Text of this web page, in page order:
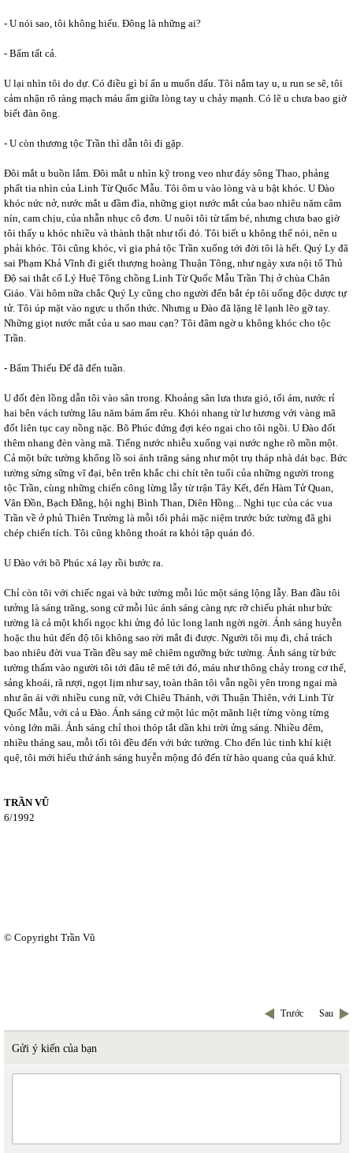
- U nói sao, tôi không hiểu. Đông là những ai?
- Bẩm tất cả.
U lại nhìn tôi do dự. Có điều gì bí ẩn u muốn dấu. Tôi nắm tay u, u run se sẽ, tôi
cảm nhận rõ ràng mạch máu ấm giữa lòng tay u chảy mạnh. Có lẽ u chưa bao giờ
biết đàn ông.
- U còn thương tộc Trần thì dẫn tôi đi gặp.
Đôi mắt u buồn lắm. Đôi mắt u nhìn kỹ trong veo như đáy sông Thao, phảng
phất tia nhìn của Linh Từ Quốc Mẫu. Tôi ôm u vào lòng và u bật khóc. U Đào
khóc nức nở, nước mắt u đầm đìa, những giọt nước mắt của bao nhiêu năm câm
nín, cam chịu, của nhẫn nhục cô đơn. U nuôi tôi từ tấm bé, nhưng chưa bao giờ
tôi thấy u khóc nhiều và thành thật như tối đó. Tôi biết u không thể nói, nên u
phải khóc. Tôi cũng khóc, vì gia phả tộc Trần xuống tới đời tôi là hết. Quý Ly đã
sai Phạm Khả Vĩnh đi giết thượng hoàng Thuận Tông, như ngày xưa nội tổ Thủ
Độ sai thắt cổ Lý Huệ Tông chồng Linh Từ Quốc Mẫu Trần Thị ở chùa Chân
Giáo. Vài hôm nữa chắc Quý Ly cũng cho người đến bắt ép tôi uống độc dược tự
tử. Tôi úp mặt vào ngực u thổn thức. Nhưng u Đào đã lặng lẽ lạnh lẽo gỡ tay.
Những giọt nước mắt của u sao mau cạn? Tôi đâm ngờ u không khóc cho tộc
Trần.
- Bẩm Thiếu Đế đã đến tuần.
U đốt đèn lồng dẫn tôi vào sân trong. Khoảng sân lưa thưa gió, tối ám, nước rỉ
hai bên vách tường lâu năm bám ẩm rêu. Khói nhang từ lư hương với vàng mã
đốt liên tục cay nồng nặc. Bõ Phúc đứng đợi kéo ngai cho tôi ngồi. U Đào đốt
thêm nhang đèn vàng mã. Tiếng nước nhiễu xuống vại nước nghe rõ mồn một.
Cả một bức tường khổng lồ soi ánh trăng sáng như một trụ tháp nhà dát bạc. Bức
tường sừng sững vĩ đại, bên trên khắc chi chít tên tuổi của những người trong
tộc Trần, cùng những chiến công lừng lẫy từ trận Tây Kết, đến Hàm Tử Quan,
Vân Đồn, Bạch Đằng, hội nghị Bình Than, Diên Hồng... Nghi tục của các vua
Trần về ở phủ Thiên Trường là mỗi tối phải mặc niệm trước bức tường đã ghi
chép chiến tích. Tôi cũng không thoát ra khỏi tập quán đó.
U Đào với bõ Phúc xá lạy rồi bước ra.
Chỉ còn tôi với chiếc ngai và bức tường mỗi lúc một sáng lộng lẫy. Ban đầu tôi
tưởng là sáng trăng, song cứ mỗi lúc ánh sáng càng rực rỡ chiếu phát như bức
tường là cả một khối ngọc khi ửng đỏ lúc long lanh ngời ngời. Ánh sáng huyễn
hoặc thu hút đến độ tôi không sao rời mắt đi được. Người tôi mụ đi, chả trách
bao nhiêu đời vua Trần đều say mê chiêm ngưỡng bức tường. Ánh sáng từ bức
tường thấm vào người tôi tới đâu tê mê tới đó, máu như thông chảy trong cơ thể,
sảng khoái, rã rượi, ngọt lịm như say, toàn thân tôi vẫn ngồi yên trong ngai mà
như ân ái với nhiều cung nữ, với Chiêu Thánh, với Thuận Thiên, với Linh Từ
Quốc Mẫu, với cả u Đào. Ánh sáng cứ một lúc một mãnh liệt từng vòng từng
vòng lớn mãi. Ánh sáng chỉ thoi thóp tắt dần khi trời ửng sáng. Nhiều đêm,
nhiều tháng sau, mỗi tối tôi đều đến với bức tường. Cho đến lúc tinh khí kiệt
quệ, tôi mới hiểu thứ ánh sáng huyễn mộng đó đến từ hào quang của quá khứ.
TRẦN VŨ
6/1992
© Copyright Trần Vũ
Trước Sau
Gửi ý kiến của bạn